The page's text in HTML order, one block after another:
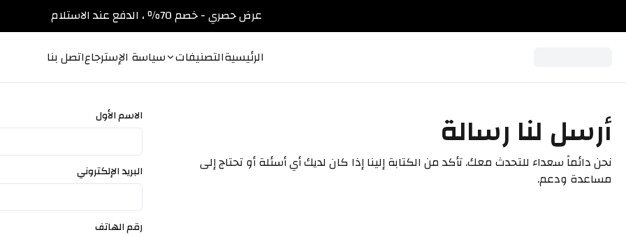
عرض حصري - خصم 70٪ ، الدفع عند الاستلام
الرئيسيةالتصنيفات سياسة الإسترجاعاتصل بنا
أرسل لنا رسالة
نحن دائماً سعداء للتحدث معك. تأكد من الكتابة إلينا إذا كان لديك أي أسئلة أو تحتاج إلى
مساعدة ودعم.
الاسم الأول
البريد الإلكتروني
رقم الهاتف